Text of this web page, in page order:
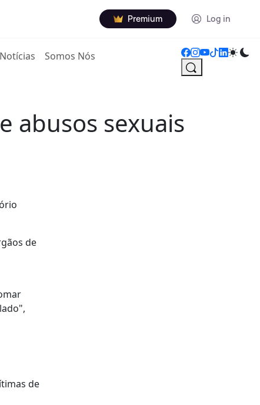
Premium Log in
Notícias Somos Nós
abusos sexuais
de
de